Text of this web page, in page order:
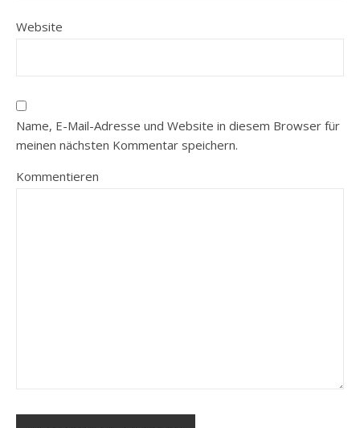
Website
Name, E-Mail-Adresse und Website in diesem Browser für
meinen nächsten Kommentar speichern.
Kommentieren